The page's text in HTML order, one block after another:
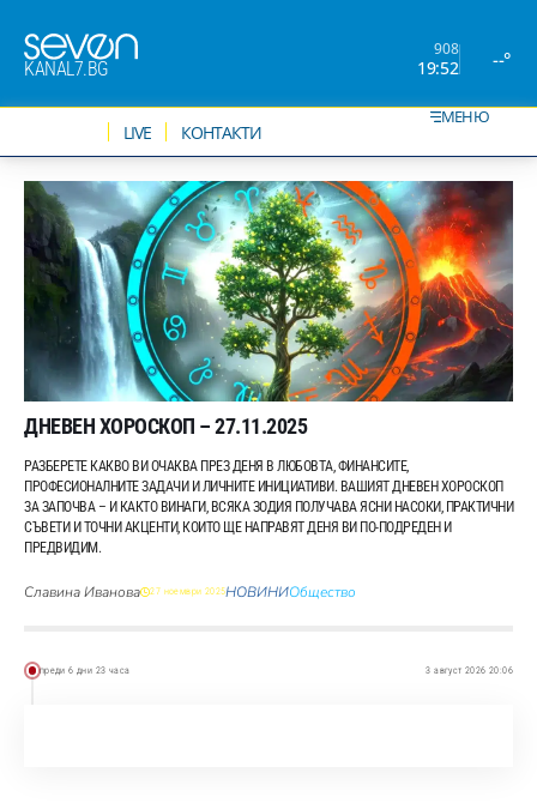
KANAL7.BG
908
19:52 --°
LIVE КОНТАКТИ
МЕНЮ
ДНЕВЕН ХОРОСКОП – 27.11.2025
РАЗБЕРЕТЕ КАКВО ВИ ОЧАКВА ПРЕЗ ДЕНЯ В ЛЮБОВТА, ФИНАНСИТЕ,
ПРОФЕСИОНАЛНИТЕ ЗАДАЧИ И ЛИЧНИТЕ ИНИЦИАТИВИ. ВАШИЯТ ДНЕВЕН ХОРОСКОП
ЗА ЗАПОЧВА – И КАКТО ВИНАГИ, ВСЯКА ЗОДИЯ ПОЛУЧАВА ЯСНИ НАСОКИ, ПРАКТИЧНИ
СЪВЕТИ И ТОЧНИ АКЦЕНТИ, КОИТО ЩЕ НАПРАВЯТ ДЕНЯ ВИ ПО-ПОДРЕДЕН И
ПРЕДВИДИМ.
Славина Иванова 27 ноември 2025НОВИНИОбщество
преди 6 дни 23 часа 3 август 2026 20:06